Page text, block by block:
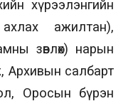
хүрээлэнгийн
ажилтан),
зөвлөх) нарын
Архивын салбарт
Оросын бүрэн